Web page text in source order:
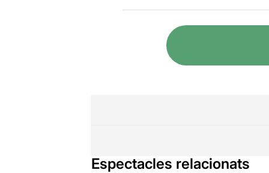
I quin
de molt
Amb una
súper
fa que
Espectacles relacionats